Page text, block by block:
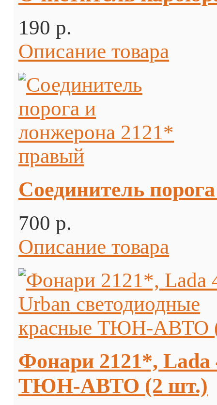
190 p.
Описание товара
Соединитель
700 p.
Описание товара
Фонари 2121*, Lada
ТЮН-АВТО (2 шт.)